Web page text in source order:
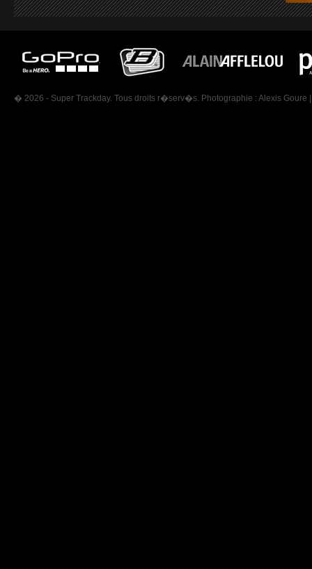
� 2026 - Super Trackday. Tous droits r�serv�s. Photographie : Alexis Goure